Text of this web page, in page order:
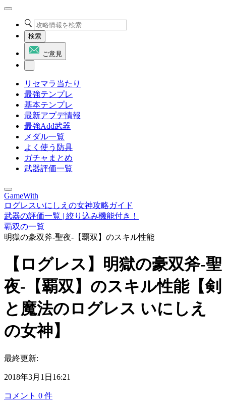
検索
ご意見
リセマラ当たり
最強テンプレ
基本テンプレ
最新アプデ情報
最強Add武器
メダル一覧
よく使う防具
ガチャまとめ
武器評価一覧
GameWith
ログレスいにしえの女神攻略ガイド
武器の評価一覧 | 絞り込み機能付き！
覇双の一覧
明獄の豪双斧-聖夜-【覇双】のスキル性能
【ログレス】明獄の豪双斧-聖
夜-【覇双】のスキル性能【剣
と魔法のログレス いにしえ
の女神】
最終更新:
2018年3月1日16:21
コメント 0 件